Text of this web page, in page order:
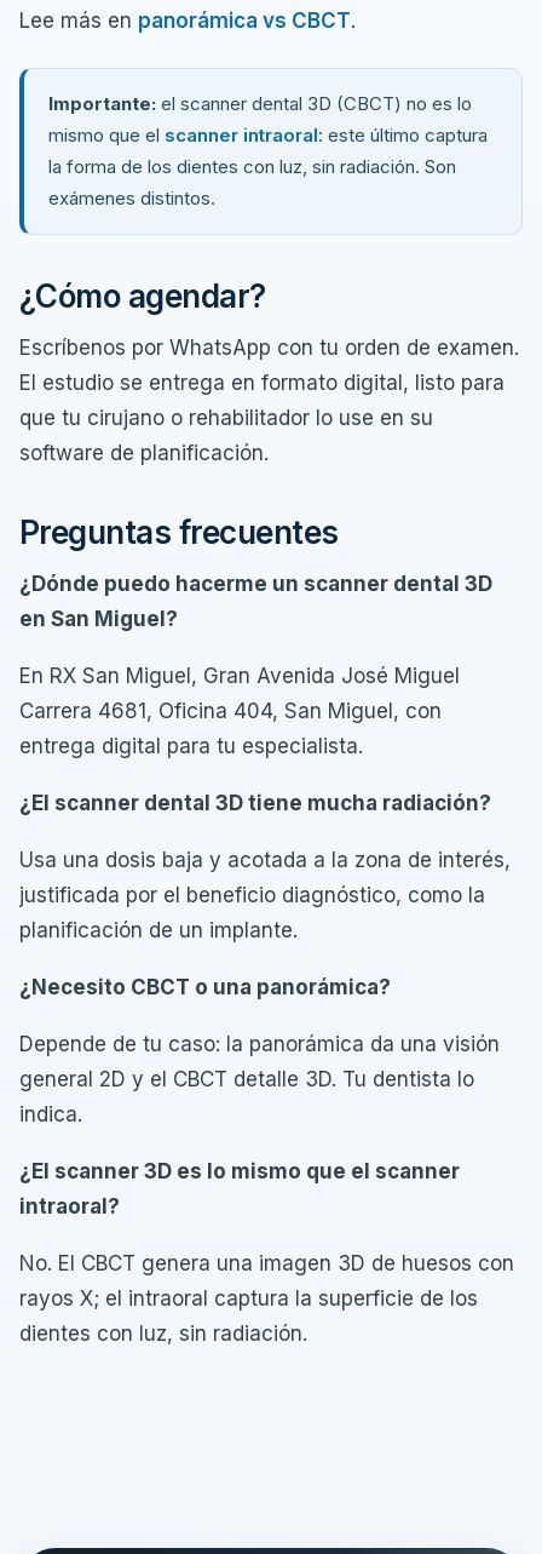
Lee más en panorámica vs CBCT.
Importante: el scanner dental 3D (CBCT) no es lo
mismo que el scanner intraoral: este último captura
la forma de los dientes con luz, sin radiación. Son
exámenes distintos.
¿Cómo agendar?
Escríbenos por WhatsApp con tu orden de examen.
El estudio se entrega en formato digital, listo para
que tu cirujano o rehabilitador lo use en su
software de planificación.
Preguntas frecuentes
¿Dónde puedo hacerme un scanner dental 3D
en San Miguel?
En RX San Miguel, Gran Avenida José Miguel
Carrera 4681, Oficina 404, San Miguel, con
entrega digital para tu especialista.
¿El scanner dental 3D tiene mucha radiación?
Usa una dosis baja y acotada a la zona de interés,
justificada por el beneficio diagnóstico, como la
planificación de un implante.
¿Necesito CBCT o una panorámica?
Depende de tu caso: la panorámica da una visión
general 2D y el CBCT detalle 3D. Tu dentista lo
indica.
¿El scanner 3D es lo mismo que el scanner
intraoral?
No. El CBCT genera una imagen 3D de huesos con
rayos X; el intraoral captura la superficie de los
dientes con luz, sin radiación.